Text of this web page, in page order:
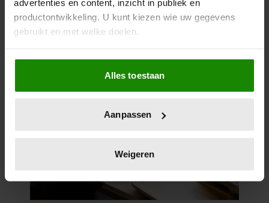
advertenties en content, inzicht in publiek en
productontwikkeling. U kunt kiezen wie uw gegevens
gebruikt en met welke doelen.
Als u het toestaat, willen we ook graag:
Informatie verzamelen over uw geografische
locatie, die tot een paar meter nauwkeurig kan zijn
scannen op specifieke eigenschappen (fingerprinting)
verwerkt en stel uw voorkeuren in het
intrekken in de Cookieverklaring.
Alles toestaan
Aanpassen
Weigeren